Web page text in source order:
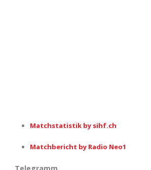
Matchstatistik by sihf.ch
Matchbericht by Radio Neo1
Telegramm